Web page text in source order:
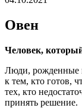
Овен
Человек,
Люди, рожденные
к тем, кто готов,
тех, кто
принять решение.